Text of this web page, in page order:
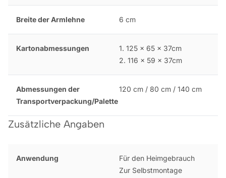
Breite der Armlehne 6 cm
Kartonabmessungen
1. 125 x 65 x 37cm
2. 116 x 59 x 37cm
Abmessungen der
Transportverpackung/Palette
120 cm / 80 cm / 140 cm
Zusätzliche Angaben
Anwendung
Für den Heimgebrauch
Zur Selbstmontage